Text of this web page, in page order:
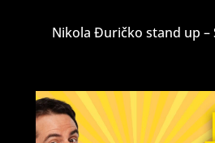
Nikola Đuričko stand up –